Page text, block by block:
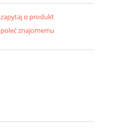
zapytaj o produkt
poleć znajomemu